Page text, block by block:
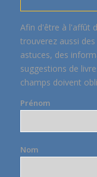
Afin d'être à l'affût
trouverez aussi
astuces, des
suggestions de
champs doivent
Prénom
Nom